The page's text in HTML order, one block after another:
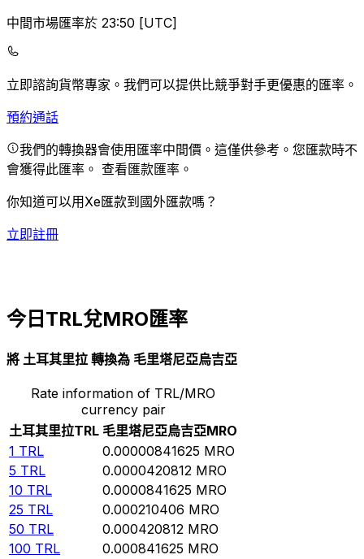
中間市場匯率於 23:50 [UTC]
立即諮詢貨幣專家。 我們可以提供比競爭對手更優惠的匯率。
預約通話
我們的轉換器會使用匯率中間價。這僅供參考。您匯款時不
會獲得此匯率。 查看匯款匯率。
你知道可以用Xe匯款到國外匯款嗎？
立即註冊
今日TRL兌MRO匯率
將 土耳其里拉 轉換為 毛里塔尼亞烏吉亞
Rate information of TRL/MRO
currency pair
土耳其里拉TRL 毛里塔尼亞烏吉亞MRO
1 TRL 0.00000841625 MRO
5 TRL 0.0000420812 MRO
10 TRL 0.0000841625 MRO
25 TRL 0.000210406 MRO
50 TRL 0.000420812 MRO
100 TRL 0.000841625 MRO